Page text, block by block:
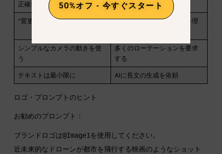
正確な配置を指定する “ロゴを追加 ”とだけ言う”
“変更せず ”を繰り返す”
モデルがブランドルールを理
シンプルなカメラの動きを使
う
多くのローテーションを要求
する
テキストは最小限に AIに長文の生成を依頼
ロゴ・プロンプトのヒント
お勧めのプロンプト：
ブランドロゴは@Image1を使用してください。
近未来的なドローンが都市を飛行する映画のようなショット
50%オフ - 今すぐスタート